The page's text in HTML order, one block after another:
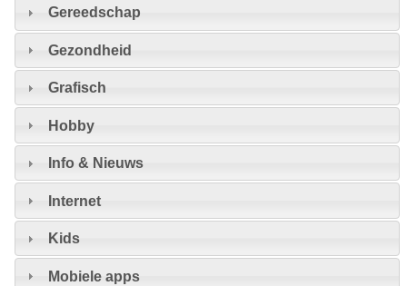
Gereedschap
Gezondheid
Grafisch
Hobby
Info & Nieuws
Internet
Kids
Mobiele apps